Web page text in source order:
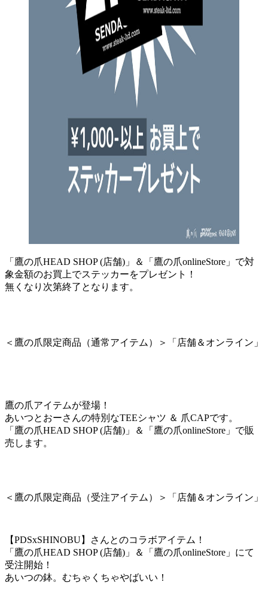
「鷹の爪HEAD SHOP (店舗)」＆「鷹の爪onlineStore」で対
象金額のお買上でステッカーをプレゼント！
無くなり次第終了となります。
＜鷹の爪限定商品（通常アイテム）＞「店舗＆オンライン」
鷹の爪アイテムが登場！
あいつとおーさんの特別なTEEシャツ ＆ 爪CAPです。
「鷹の爪HEAD SHOP (店舗)」＆「鷹の爪onlineStore」で販
売します。
＜鷹の爪限定商品（受注アイテム）＞「店舗＆オンライン」
【PDSxSHINOBU】さんとのコラボアイテム！
「鷹の爪HEAD SHOP (店舗)」＆「鷹の爪onlineStore」にて
受注開始！
あいつの鉢。むちゃくちゃやばいい！